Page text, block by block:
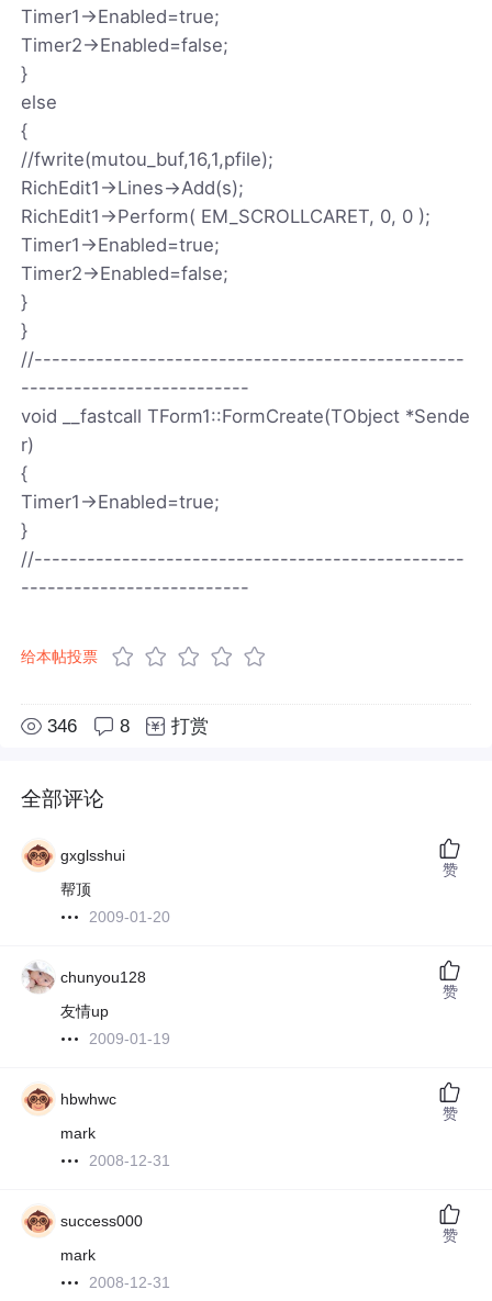
Timer1->Enabled=true;
Timer2->Enabled=false;
}
else
{
//fwrite(mutou_buf,16,1,pfile);
RichEdit1->Lines->Add(s);
RichEdit1->Perform( EM_SCROLLCARET, 0, 0 );
Timer1->Enabled=true;
Timer2->Enabled=false;
}
}
//-------------------------------------------------
--------------------------
void __fastcall TForm1::FormCreate(TObject *Sende
r)
{
Timer1->Enabled=true;
}
//-------------------------------------------------
--------------------------
给本帖投票
346 8 打赏
全部评论
gxglsshui
帮顶
2009-01-20
赞
chunyou128
友情up
2009-01-19
赞
hbwhwc
mark
2008-12-31
赞
success000
mark
2008-12-31
赞